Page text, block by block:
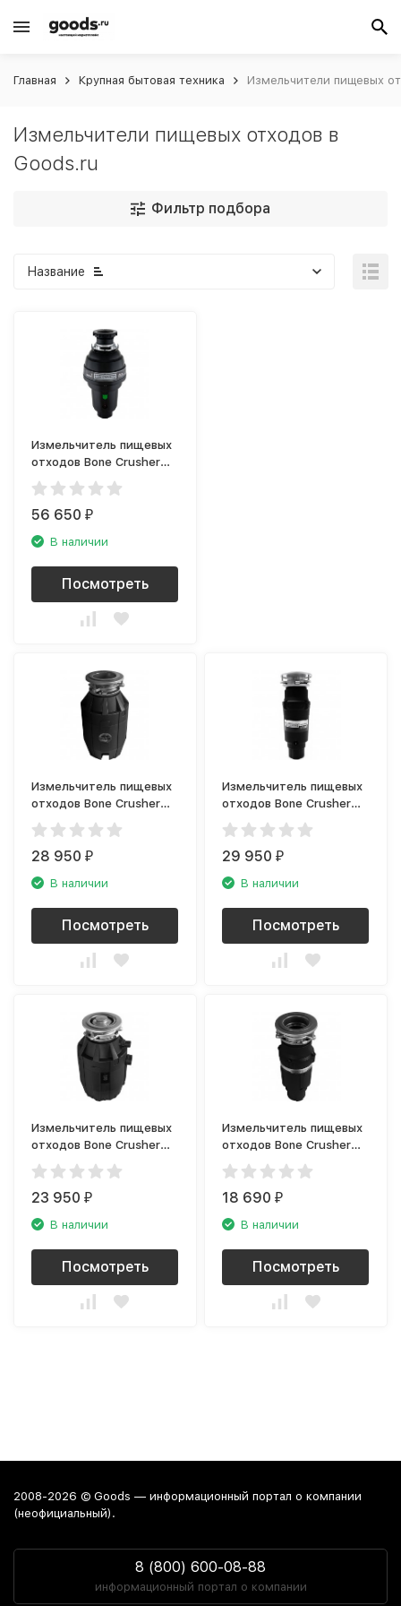
Главная Крупная бытовая техника Измельчители пищевых
Измельчители пищевых отходов в
Goods.ru
Фильтр подбора
Название
Измельчитель пищевых
отходов Bone Crusher
ВС1000-AS
56 650₽
В наличии
Посмотреть
Измельчитель пищевых
отходов Bone Crusher
BC 910
28 950₽
В наличии
Посмотреть
Измельчитель пищевых
отходов Bone Crusher
BC 910 AS Slim Line
29 950₽
В наличии
Посмотреть
Измельчитель пищевых
отходов Bone Crusher
BC 810
23 950₽
В наличии
Посмотреть
Измельчитель пищевых
отходов Bone Crusher
BC 610
18 690₽
В наличии
Посмотреть
2008-2026 © Goods — информационный портал о компании
(неофициальный).
8 (800) 600-08-88
информационный портал о компании